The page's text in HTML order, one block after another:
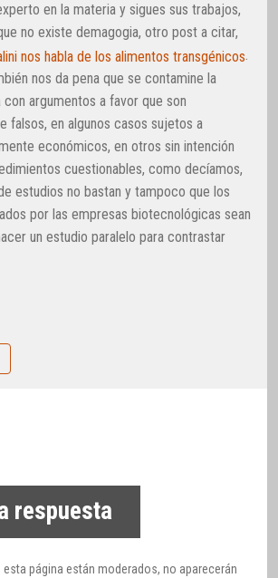
en la materia y sigues sus trabajos,
no existe demagogia, otro post a citar,
nos habla de los alimentos transgénicos.
nos da pena que se contamine la
con argumentos a favor que son
falsos, en algunos casos sujetos a
económicos, en otros sin intención
cuestionables, como decíamos,
estudios no bastan y tampoco que los
por las empresas biotecnológicas sean
un estudio paralelo para contrastar
respuesta
esta página están moderados, no aparecerán